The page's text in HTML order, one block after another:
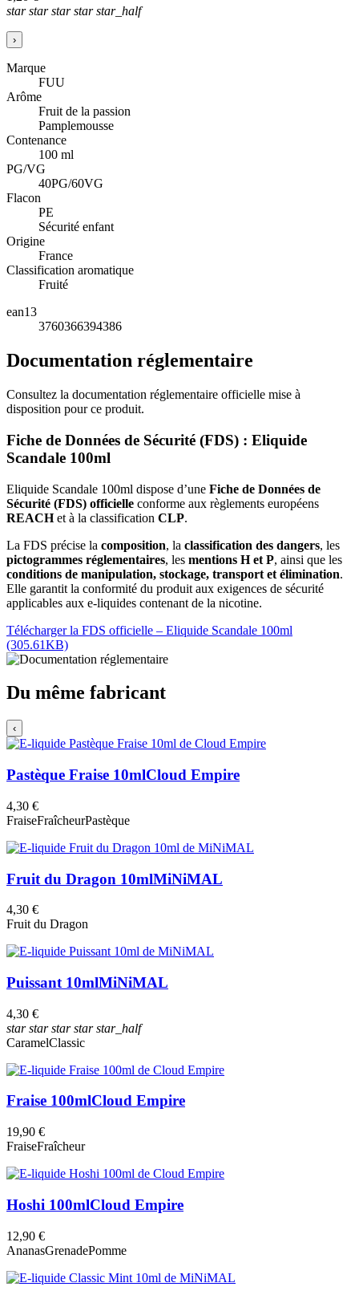
starstarstarstarstar_half
›
Marque
FUU
Arôme
Fruit de la passion
Pamplemousse
Contenance
100 ml
PG/VG
40PG/60VG
Flacon
PE
Sécurité enfant
Origine
France
Classification aromatique
Fruité
ean13
3760366394386
Documentation réglementaire
Consultez la documentation réglementaire officielle mise à
disposition pour ce produit.
Fiche de Données de Sécurité (FDS) : Eliquide
Scandale 100ml
Eliquide Scandale 100ml dispose d’une Fiche de Données de
Sécurité (FDS) officielle conforme aux règlements européens
REACHet à la classification CLP.
La FDS précise la composition, la classification des dangers, les
pictogrammes réglementaires, les mentions H et P, ainsi que les
conditions de manipulation, stockage, transport et élimination.
Elle garantit la conformité du produit aux exigences de sécurité
applicables aux e-liquides contenant de la nicotine.
Télécharger la FDS officielle – Eliquide Scandale 100ml
(305.61KB)
Du même fabricant
‹
Pastèque Fraise 10mlCloud Empire
4,30 €
FraiseFraîcheurPastèque
Fruit du Dragon 10mlMiNiMAL
4,30 €
Fruit du Dragon
Puissant 10mlMiNiMAL
4,30 €
starstarstarstarstar_half
CaramelClassic
Fraise 100mlCloud Empire
19,90 €
FraiseFraîcheur
Hoshi 100mlCloud Empire
12,90 €
AnanasGrenadePomme